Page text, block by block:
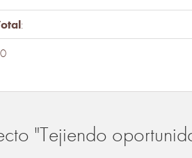
:
"Tejiendo